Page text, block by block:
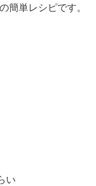
簡単レシピです。
い